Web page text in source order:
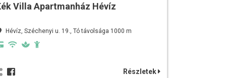
Villa Apartmanház Hévíz
Hévíz, Széchenyi u. 19., Tó távolsága 1000 m
Részletek